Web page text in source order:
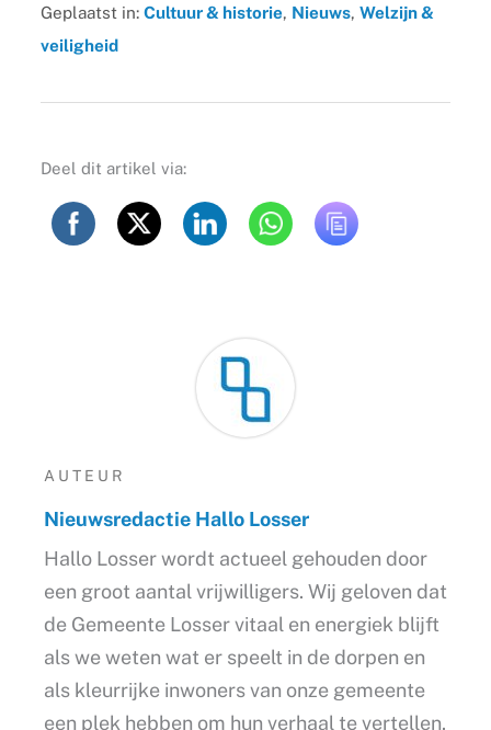
Geplaatst in: Cultuur & historie, Nieuws, Welzijn &
veiligheid
Deel dit artikel via:
AUTEUR
Nieuwsredactie Hallo Losser
Hallo Losser wordt actueel gehouden door
een groot aantal vrijwilligers. Wij geloven dat
de Gemeente Losser vitaal en energiek blijft
als we weten wat er speelt in de dorpen en
als kleurrijke inwoners van onze gemeente
een plek hebben om hun verhaal te vertellen.